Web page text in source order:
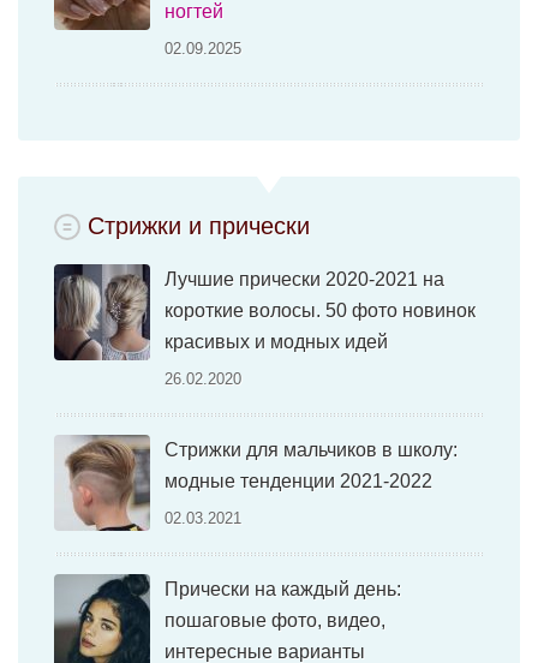
ногтей
02.09.2025
Стрижки и прически
Лучшие прически 2020-2021 на
короткие волосы. 50 фото новинок
красивых и модных идей
26.02.2020
Стрижки для мальчиков в школу:
модные тенденции 2021-2022
02.03.2021
Прически на каждый день:
пошаговые фото, видео,
интересные варианты